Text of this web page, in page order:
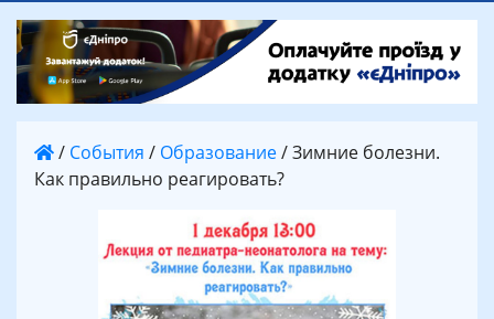
/ События / Образование/Зимние болезни.
Как правильно реагировать?